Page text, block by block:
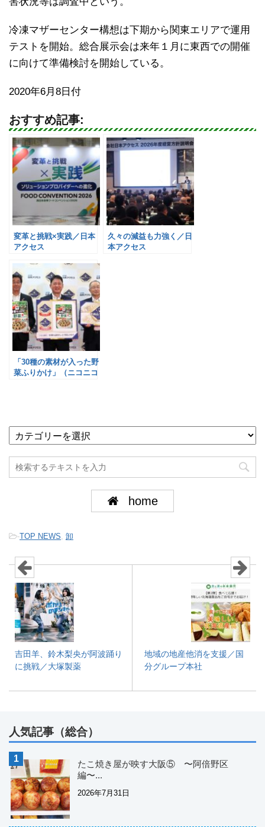
冷凍マザーセンター構想は下期から関東エリアで運用
テストを開始。総合展示会は来年１月に東西での開催
に向けて準備検討を開始している。
2020年6月8日付
おすすめ記事:
変革と挑戦×実践／日本
アクセス
久々の減益も力強く／日
本アクセス
「30種の素材が入った野
菜ふりかけ」（ニコニコ
home
-TOP NEWS, 卸
吉田羊、鈴木梨央が阿波踊り
に挑戦／大塚製薬
地域の地産他消を支援／国
分グループ本社
人気記事（総合）
たこ焼き屋が映す大阪⑤ 〜阿倍野区
編〜...
2026年7月31日